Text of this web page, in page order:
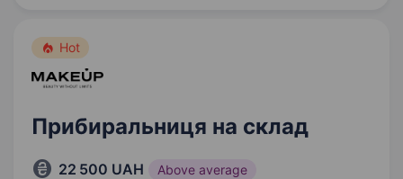
Hot
Прибиральниця на склад
22 500 UAH Above average